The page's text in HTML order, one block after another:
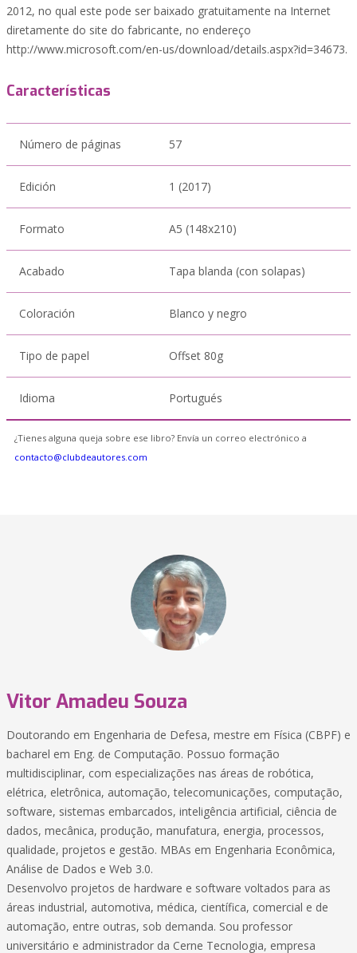
2012, no qual este pode ser baixado gratuitamente na Internet
diretamente do site do fabricante, no endereço
http://www.microsoft.com/en-us/download/details.aspx?id=34673.
Características
Número de páginas 57
Edición 1 (2017)
Formato A5 (148x210)
Acabado Tapa blanda (con solapas)
Coloración Blanco y negro
Tipo de papel Offset 80g
Idioma Portugués
¿Tienes alguna queja sobre ese libro? Envía un correo electrónico a
contacto@clubdeautores.com
Vitor Amadeu Souza
Doutorando em Engenharia de Defesa, mestre em Física (CBPF) e
bacharel em Eng. de Computação. Possuo formação
multidisciplinar, com especializações nas áreas de robótica,
elétrica, eletrônica, automação, telecomunicações, computação,
software, sistemas embarcados, inteligência artificial, ciência de
dados, mecânica, produção, manufatura, energia, processos,
qualidade, projetos e gestão. MBAs em Engenharia Econômica,
Análise de Dados e Web 3.0.
Desenvolvo projetos de hardware e software voltados para as
áreas industrial, automotiva, médica, científica, comercial e de
automação, entre outras, sob demanda. Sou professor
universitário e administrador da Cerne Tecnologia, empresa